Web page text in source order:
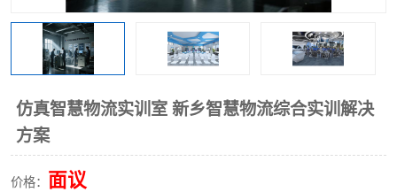
仿真智慧物流实训室 新乡智慧物流综合实训解决
方案
价格： 面议